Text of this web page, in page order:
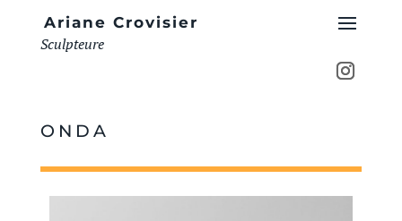
Ariane Crovisier
Sculpteure
ONDA